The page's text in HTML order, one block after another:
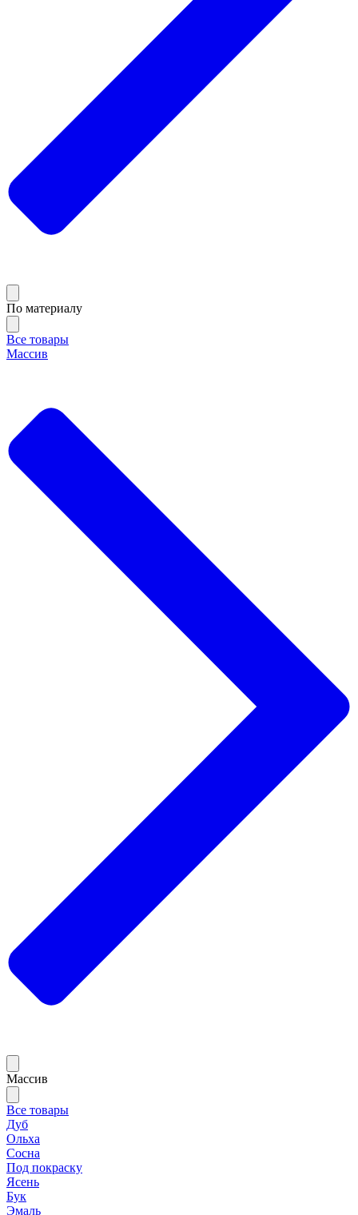
По материалу
Все товары
Массив
Массив
Все товары
Дуб
Ольха
Сосна
Под покраску
Ясень
Бук
Эмаль